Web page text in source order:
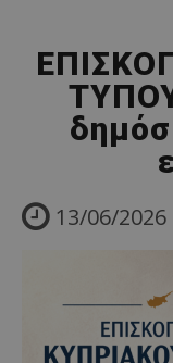
13/06/2026